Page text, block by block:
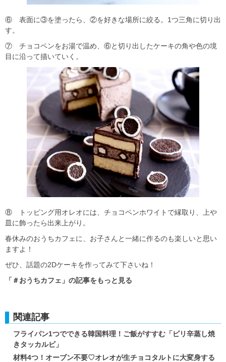
⑥ 表面に③を塗ったら、②を好きな場所に絞る。1つ三角に切り出
す。
⑦ チョコペンをお湯で温め、⑥と切り出したケーキの角や色の境
目に沿って描いていく。
⑧ トッピング用オレオには、チョコペンホワイトで縁取り、上や
皿に飾ったら出来上がり。
春休みのおうちカフェに、お子さんと一緒に作るのも楽しいと思い
ますよ！
ぜひ、話題の2Dケーキを作ってみて下さいね！
「＃おうちカフェ」の記事をもっと見る
関連記事
フライパン1つでできる韓国料理！ご飯がすすむ「ピリ辛蒸し焼
きタッカルビ」
材料4つ！オーブン不要♡オレオが生チョコタルトに大変身する